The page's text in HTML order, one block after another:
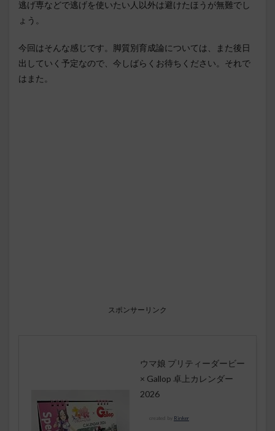
逃げ専などで逃げを使いたい人以外は避けたほうが無難でし
ょう。
今回はそんな感じです。脚質別育成論については、また後日
出していく予定なので、今しばらくお待ちください。それで
はまた。
スポンサーリンク
ウマ娘 プリティーダービー
× Gallop 卓上カレンダー
2026
created by Rinker